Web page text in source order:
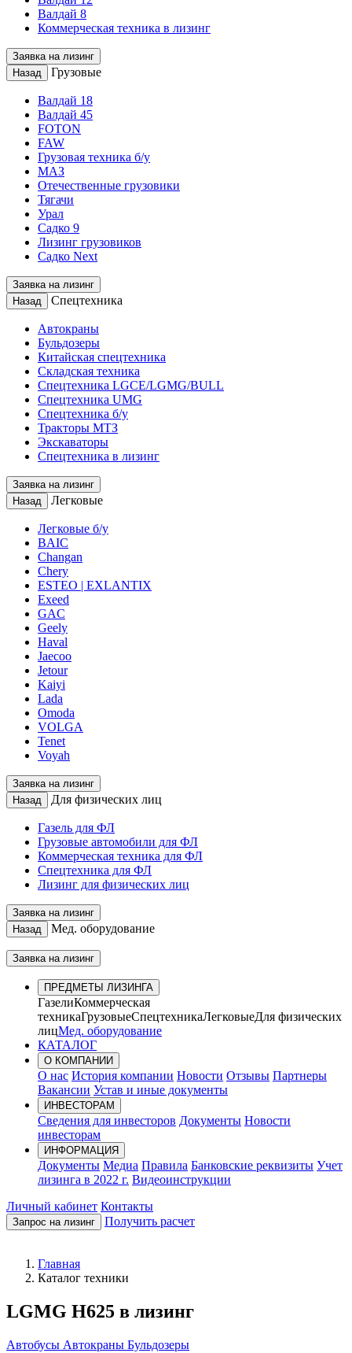
Валдай 8
Коммерческая техника в лизинг
Заявка на лизинг
Назад
Грузовые
Валдай 18
Валдай 45
FOTON
FAW
Грузовая техника б/у
МАЗ
Отечественные грузовики
Тягачи
Урал
Садко 9
Лизинг грузовиков
Садко Next
Заявка на лизинг
Назад
Спецтехника
Автокраны
Бульдозеры
Китайская спецтехника
Складская техника
Спецтехника LGCE/LGMG/BULL
Спецтехника UMG
Спецтехника б/у
Тракторы МТЗ
Экскаваторы
Спецтехника в лизинг
Заявка на лизинг
Назад
Легковые
Легковые б/у
BAIC
Changan
Chery
ESTEO | EXLANTIX
Exeed
GAC
Geely
Haval
Jaecoo
Jetour
Kaiyi
Lada
Omoda
VOLGA
Tenet
Voyah
Заявка на лизинг
Назад
Для физических лиц
Газель для ФЛ
Грузовые автомобили для ФЛ
Коммерческая техника для ФЛ
Спецтехника для ФЛ
Лизинг для физических лиц
Заявка на лизинг
Назад
Мед. оборудование
Заявка на лизинг
ПРЕДМЕТЫ ЛИЗИНГА
ГазелиКоммерческая
техникаГрузовыеСпецтехникаЛегковыеДля физических
лицМед. оборудование
КАТАЛОГ
О КОМПАНИИ
О нас История компании Новости Отзывы Партнеры
Вакансии Устав и иные документы
ИНВЕСТОРАМ
Сведения для инвесторов Документы Новости
инвесторам
ИНФОРМАЦИЯ
Документы Медиа Правила Банковские реквизиты Учет
лизинга в 2022 г. Видеоинструкции
Личный кабинет Контакты
Запрос на лизинг Получить расчет
Главная
Каталог техники
LGMG H625 в лизинг
Автобусы Автокраны Бульдозеры